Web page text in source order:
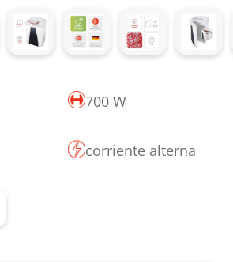
700 W
corriente alterna